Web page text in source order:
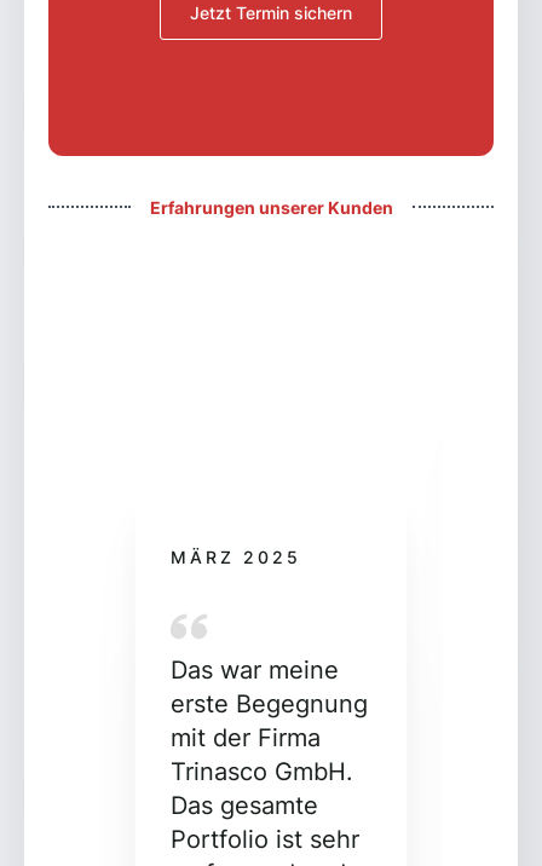
Jetzt Termin sichern
Erfahrungen unserer Kunden
MÄRZ 2025
Das war meine
erste Begegnung
mit der Firma
Trinasco GmbH.
Das gesamte
Portfolio ist sehr